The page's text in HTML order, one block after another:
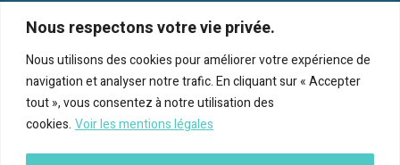
Nous respectons votre vie privée.
Nous utilisons des cookies pour améliorer votre expérience de
navigation et analyser notre trafic. En cliquant sur « Accepter
tout », vous consentez à notre utilisation des
cookies. Voir les mentions légales
Quelques communes alentours
Serres-sur-Arget
Bénac